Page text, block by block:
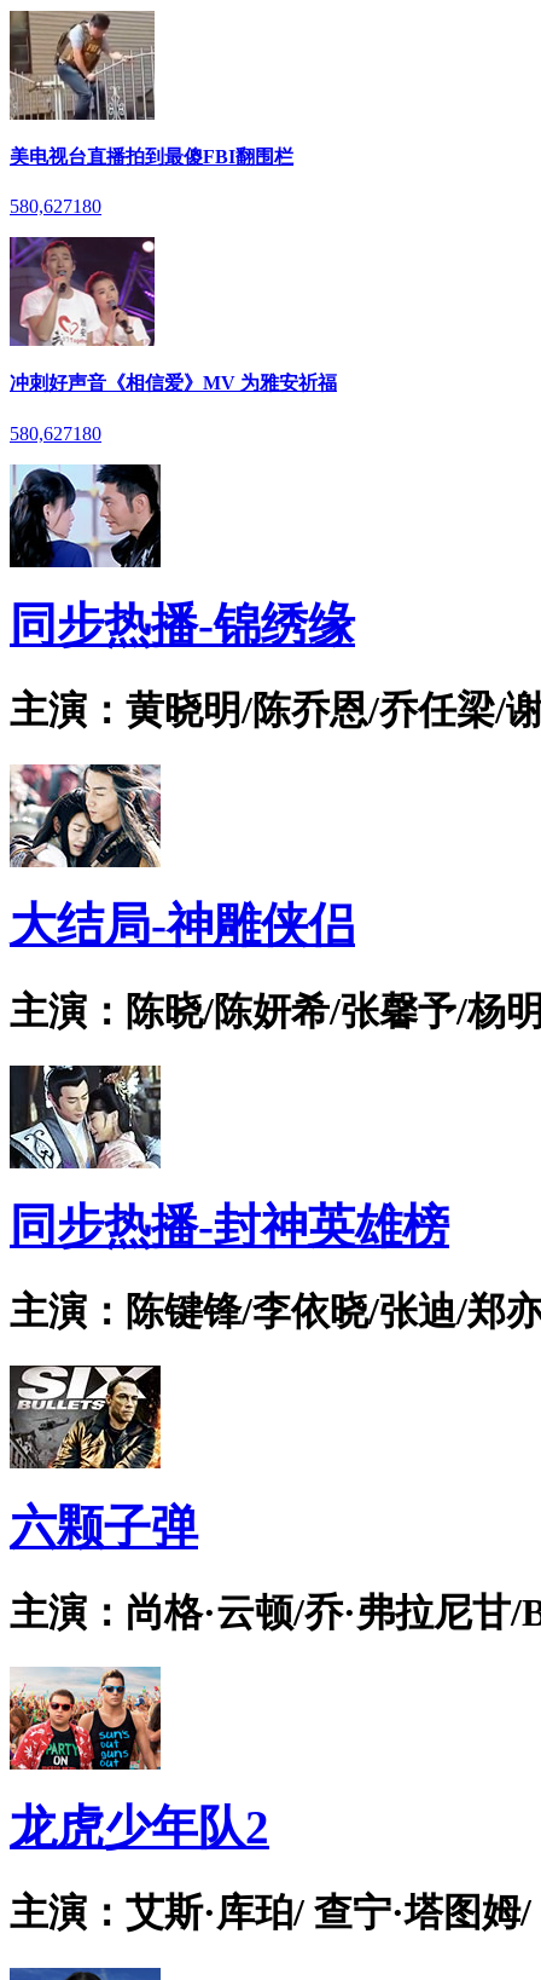
美电视台直播拍到最傻FBI翻围栏
580,627180
冲刺好声音《相信爱》MV 为雅安祈福
580,627180
同步热播-锦绣缘
主演：黄晓明/陈乔恩/乔任梁/
大结局-神雕侠侣
主演：陈晓/陈妍希/张馨予/杨
同步热播-封神英雄榜
主演：陈键锋/李依晓/张迪/郑
六颗子弹
主演：尚格·云顿/乔·弗拉尼甘/
龙虎少年队2
主演：艾斯·库珀/ 查宁·塔图姆/